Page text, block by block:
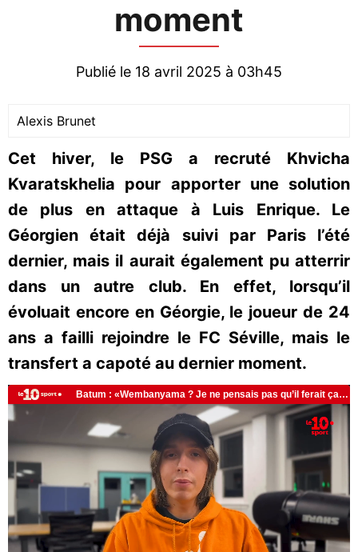
moment
Publié le 18 avril 2025 à 03h45
Alexis Brunet
Cet hiver, le PSG a recruté Khvicha
Kvaratskhelia pour apporter une solution
de plus en attaque à Luis Enrique. Le
Géorgien était déjà suivi par Paris l’été
dernier, mais il aurait également pu atterrir
dans un autre club. En effet, lorsqu’il
évoluait encore en Géorgie, le joueur de 24
ans a failli rejoindre le FC Séville, mais le
transfert a capoté au dernier moment.